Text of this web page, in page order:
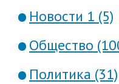
Новости 1 (5)
Общество
Политика (31)